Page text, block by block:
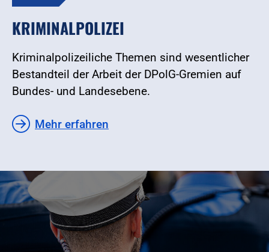
KRIMINALPOLIZEI
Kriminalpolizeiliche Themen sind wesentlicher
Bestandteil der Arbeit der DPolG-Gremien auf
Bundes- und Landesebene.
Mehr erfahren